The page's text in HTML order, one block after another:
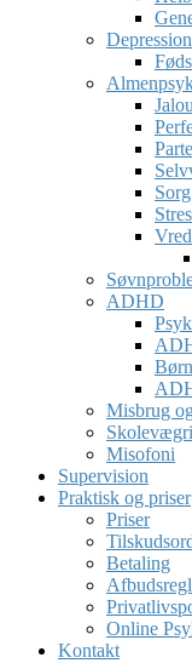
Depression
ADHD
Misbrug
Misofoni
Supervision
Praktisk og priser
Priser
Betaling
Online
Kontakt